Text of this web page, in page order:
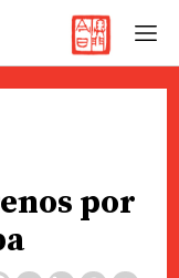
por